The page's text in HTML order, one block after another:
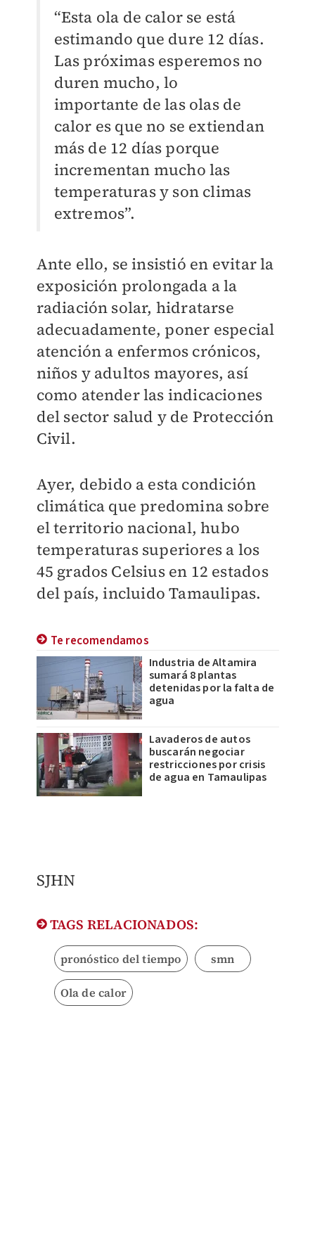
“Esta ola de calor se está
estimando que dure 12 días.
Las próximas esperemos no
duren mucho, lo
importante de las olas de
calor es que no se extiendan
más de 12 días porque
incrementan mucho las
temperaturas y son climas
extremos”.
Ante ello, se insistió en evitar la
exposición prolongada a la
radiación solar, hidratarse
adecuadamente, poner especial
atención a enfermos crónicos,
niños y adultos mayores, así
como atender las indicaciones
del sector salud y de Protección
Civil.
Ayer, debido a esta condición
climática que predomina sobre
el territorio nacional, hubo
temperaturas superiores a los
45 grados Celsius en 12 estados
del país, incluido Tamaulipas.
Te recomendamos
Industria de Altamira
sumará 8 plantas
detenidas por la falta de
agua
Lavaderos de autos
buscarán negociar
restricciones por crisis
de agua en Tamaulipas
SJHN
TAGS RELACIONADOS:
pronóstico del tiempo smn
Ola de calor